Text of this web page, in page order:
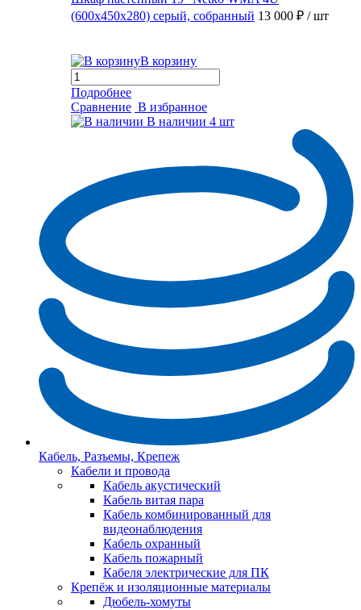
(600x450x280) серый, собранный 13 000 ₽ / шт
В корзину
Подробнее
Сравнение В избранное
В наличии 4 шт
Кабель, Разъемы, Крепеж
Кабели и провода
Кабель акустический
Кабель витая пара
Кабель комбинированный для
видеонаблюдения
Кабель охранный
Кабель пожарный
Кабеля электрические для ПК
Крепёж и изоляционные материалы
Дюбель-хомуты